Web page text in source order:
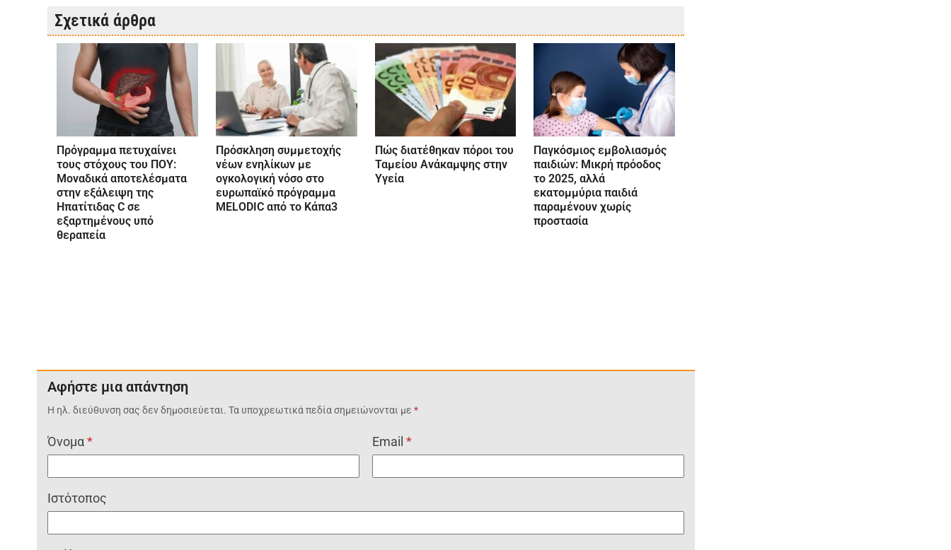
Σχετικά άρθρα
Πρόγραμμα πετυχαίνει
τους στόχους του ΠΟΥ:
Μοναδικά αποτελέσματα
στην εξάλειψη της
Ηπατίτιδας C σε
εξαρτημένους υπό
θεραπεία
Πρόσκληση συμμετοχής
νέων ενηλίκων με
ογκολογική νόσο στο
ευρωπαϊκό πρόγραμμα
MELODIC από το Κάπα3
Πώς διατέθηκαν πόροι του
Ταμείου Ανάκαμψης στην
Υγεία
Παγκόσμιος εμβολιασμός
παιδιών: Μικρή πρόοδος
το 2025, αλλά
εκατομμύρια παιδιά
παραμένουν χωρίς
προστασία
Αφήστε μια απάντηση
Η ηλ. διεύθυνση σας δεν δημοσιεύεται. Τα υποχρεωτικά πεδία σημειώνονται με*
Όνομα* Email*
Ιστότοπος